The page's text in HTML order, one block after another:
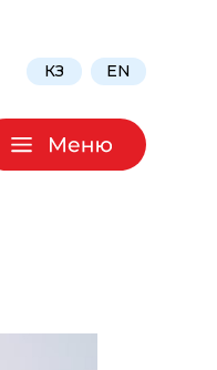
КЗ EN